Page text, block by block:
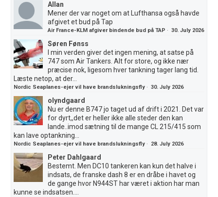
Allan
Mener der var noget om at Lufthansa også havde
afgivet et bud på Tap
Air France-KLM afgiver bindende bud på TAP ·30. July 2026
Søren Fønss
I min verden giver det ingen mening, at satse på
747 som Air Tankers. Alt for store, og ikke nær
præcise nok, ligesom hver tankning tager lang tid.
Læste netop, at der...
Nordic Seaplanes-ejer vil have brandslukningsfly ·30. July 2026
olyndgaard
Nu er denne B747 jo taget ud af drift i 2021. Det var
for dyrt,,det er heller ikke alle steder den kan
lande..imod sætning til de mange CL 215/415 som
kan lave optankning...
Nordic Seaplanes-ejer vil have brandslukningsfly · 28. July 2026
Peter Dahlgaard
Bestemt. Men DC10 tankeren kan kun det halve i
indsats, de franske dash 8 er en dråbe i havet og
de gange hvor N944ST har været i aktion har man
kunne se indsatsen....